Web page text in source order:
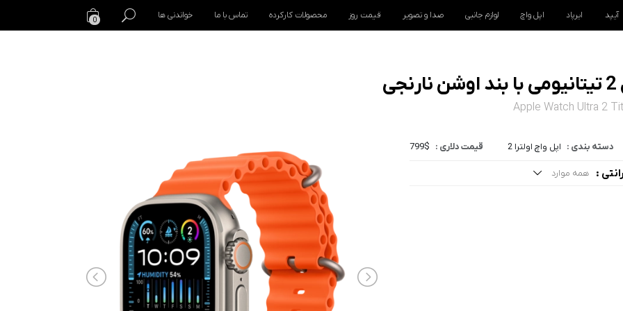
آیپد ایرپاد اپل واچ لوازم جانبی صدا و تصویر قیمت روز محصولات کارکرده تماس با ما خواندنی ها 0
Apple Watch Ultra 2
دسته بندی : اپل واچ اولترا 2 قیمت دلاری : 799$
: همه موارد